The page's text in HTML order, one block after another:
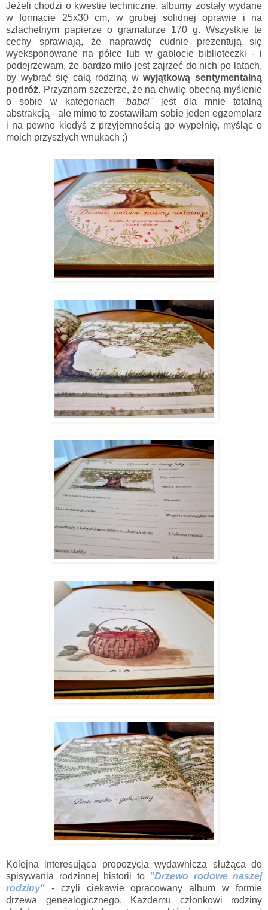
Jeżeli chodzi o kwestie techniczne, albumy zostały wydane
w formacie 25x30 cm, w grubej solidnej oprawie i na
szlachetnym papierze o gramaturze 170 g. Wszystkie te
cechy sprawiają, że naprawdę cudnie prezentują się
wyeksponowane na półce lub w gablocie biblioteczki - i
podejrzewam, że bardzo miło jest zajrzeć do nich po latach,
by wybrać się całą rodziną wwyjątkową sentymentalną
podróż. Przyznam szczerze, że na chwilę obecną myślenie
o sobie w kategoriach "babci"jest dla mnie totalną
abstrakcją - ale mimo to zostawiłam sobie jeden egzemplarz
i na pewno kiedyś z przyjemnością go wypełnię, myśląc o
moich przyszłych wnukach ;)
Kolejna interesująca propozycja wydawnicza służąca do
spisywania rodzinnej historii to "Drzewo rodowe naszej
rodziny" - czyli ciekawie opracowany album w formie
drzewa genealogicznego. Każdemu członkowi rodziny